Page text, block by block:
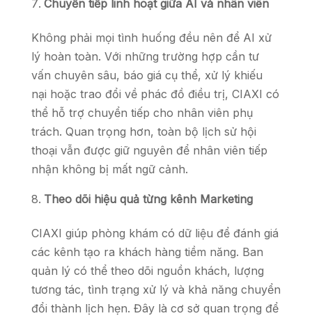
Chuyển tiếp linh hoạt giữa AI và nhân viên
Không phải mọi tình huống đều nên để AI xử
lý hoàn toàn. Với những trường hợp cần tư
vấn chuyên sâu, báo giá cụ thể, xử lý khiếu
nại hoặc trao đổi về phác đồ điều trị, CIAXI có
thể hỗ trợ chuyển tiếp cho nhân viên phụ
trách. Quan trọng hơn, toàn bộ lịch sử hội
thoại vẫn được giữ nguyên để nhân viên tiếp
nhận không bị mất ngữ cảnh.
Theo dõi hiệu quả từng kênh Marketing
CIAXI giúp phòng khám có dữ liệu để đánh giá
các kênh tạo ra khách hàng tiềm năng. Ban
quản lý có thể theo dõi nguồn khách, lượng
tương tác, tình trạng xử lý và khả năng chuyển
đổi thành lịch hẹn. Đây là cơ sở quan trọng để